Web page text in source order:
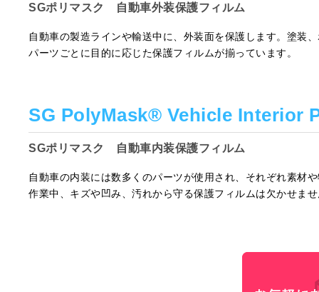
SGポリマスク 自動車外装保護フィルム
自動車の製造ラインや輸送中に、外装面を保護します。塗装
パーツごとに目的に応じた保護フィルムが揃っています。
SG PolyMask® Vehicle Interior
SGポリマスク 自動車内装保護フィルム
自動車の内装には数多くのパーツが使用され、それぞれ素材
作業中、キズや凹み、汚れから守る保護フィルムは欠かせま